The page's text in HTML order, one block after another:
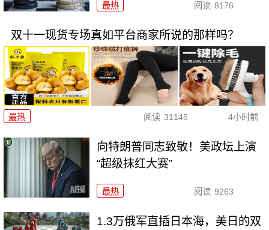
最热 阅读 8176
双十一现货专场真如平台商家所说的那样吗？
最热 阅读 31145 4小时前
向特朗普同志致敬！美政坛上演
“超级抹红大赛”
最热 阅读 9263
1.3万俄军直插日本海，美日的双